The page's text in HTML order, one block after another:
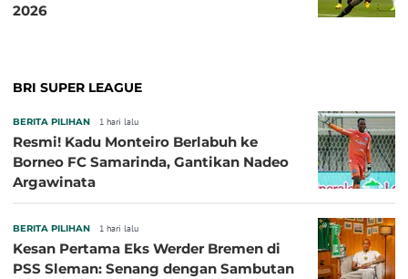
2026
BRI SUPER LEAGUE
BERITA PILIHAN 1 hari lalu
Resmi! Kadu Monteiro Berlabuh ke
Borneo FC Samarinda, Gantikan Nadeo
Argawinata
BERITA PILIHAN 1 hari lalu
Kesan Pertama Eks Werder Bremen di
PSS Sleman: Senang dengan Sambutan